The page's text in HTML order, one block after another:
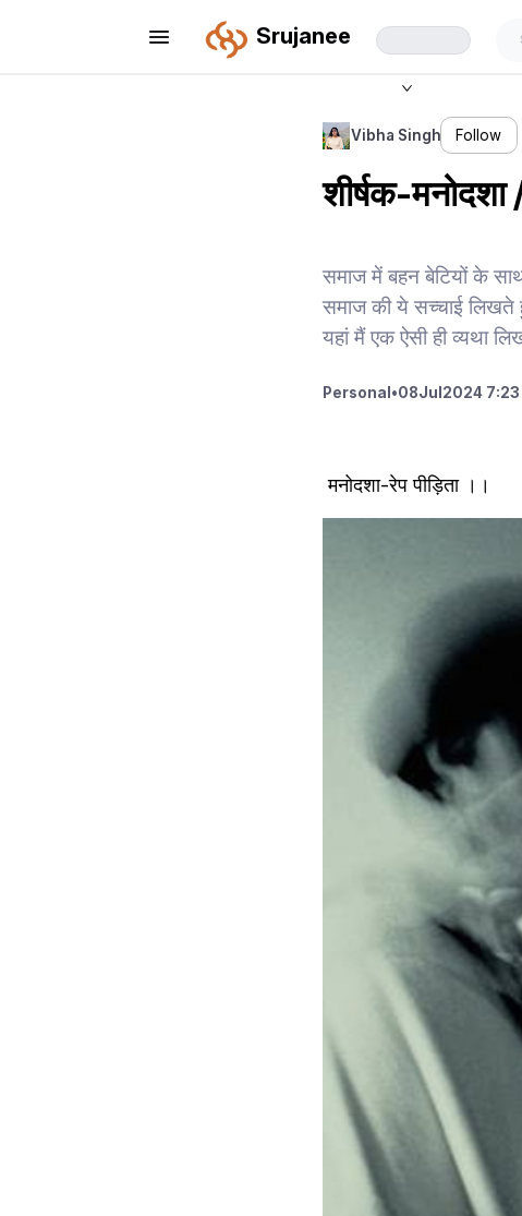
Srujanee
Vibha Singh Follow
शीर्षक-
समाज में बहन बेटियों के
समाज की ये सच्चाई लिखते
यहां मैं एक ऐसी ही व्यथा
Personal •08Jul 2024 7:23
मनोदशा-रेप पीड़िता ।।